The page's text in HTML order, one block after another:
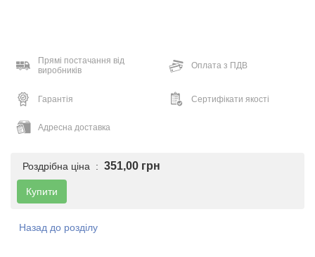
Прямі постачання від
виробників
Оплата з ПДВ
Гарантія Сертифікати якості
Адресна доставка
Роздрібна ціна : 351,00 грн
Купити
Назад до розділу